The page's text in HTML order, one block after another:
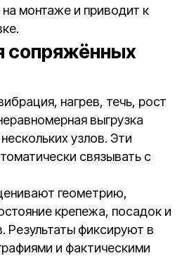
на монтаже и приводит к
сопряжённых
нагрев, течь, рост
выгрузка
узлов. Эти
связывать с
геометрию,
крепежа, посадок и
Результаты фиксируют в
и фактическими